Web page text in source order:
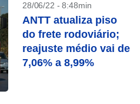
28/06/22 - 8:48min
ANTT atualiza piso
do frete rodoviário;
reajuste médio vai de
7,06% a 8,99%